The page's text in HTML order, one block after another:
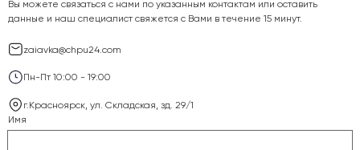
Вы можете связаться с нами по указанным контактам или оставить
данные и наш специалист свяжется с Вами в течение 15 минут.
zaiavka@chpu24.com
Пн-Пт 10:00 - 19:00
г.Красноярск, ул. Складская, зд. 29/1
Имя